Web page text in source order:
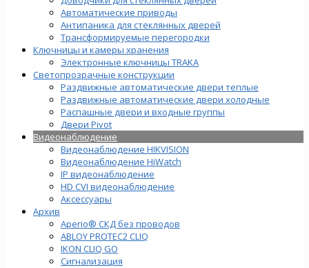
Автоматические приводы
Антипаника для стеклянных дверей
Трансформируемые перегородки
Ключницы и камеры хранения
Электронные ключницы TRAKA
Светопрозрачные конструкции
Раздвижные автоматические двери теплые
Раздвижные автоматические двери холодные
Распашные двери и входные группы
Двери Pivot
Видеонаблюдение
Видеонаблюдение HIKVISION
Видеонаблюдение HiWatch
IP видеонаблюдение
HD CVI видеонаблюдение
Аксессуары
Архив
Aperio® СКД без проводов
ABLOY PROTEC2 CLIQ
IKON CLIQ GO
Сигнализация